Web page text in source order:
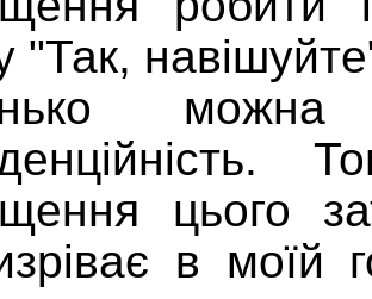
"Так,
цього
в моїй